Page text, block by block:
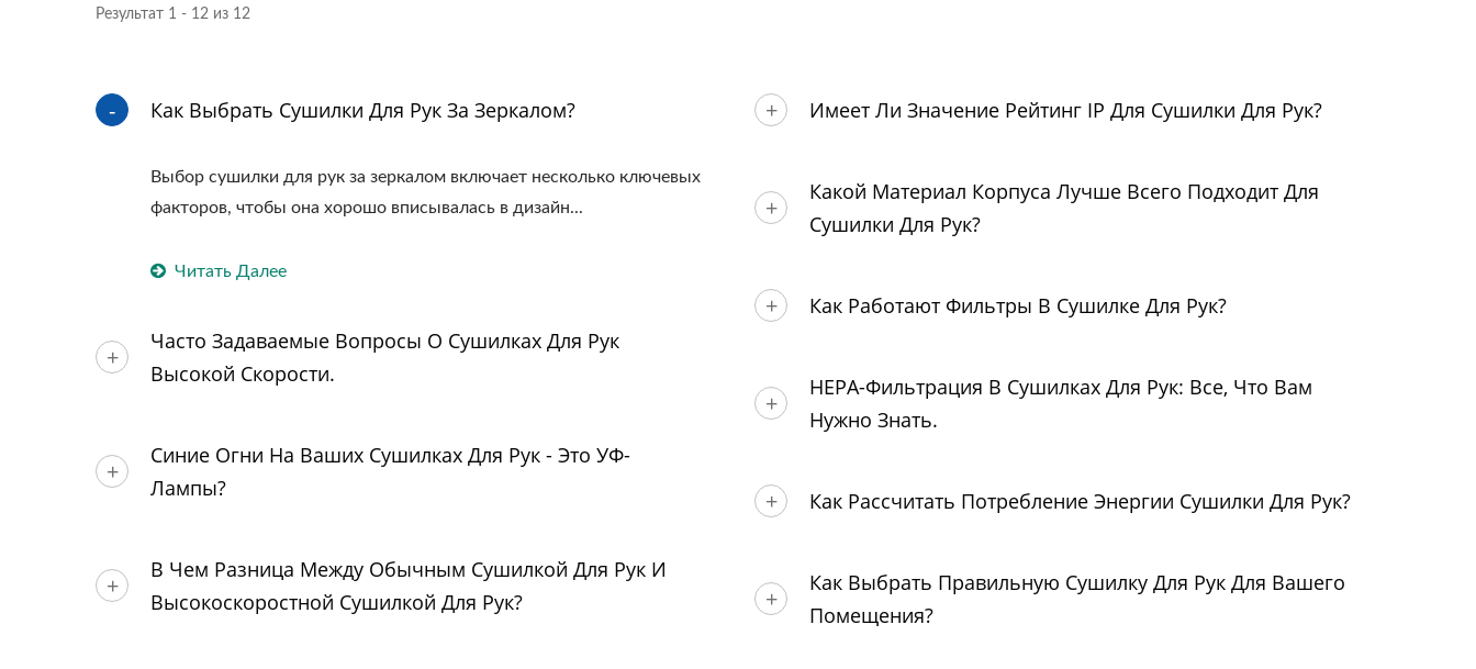
Результат 1 - 12 из 12
Как Выбрать Сушилки Для Рук За Зеркалом?
Выбор сушилки для рук за зеркалом включает несколько ключевых
факторов, чтобы она хорошо вписывалась в дизайн...
Читать Далее
Часто Задаваемые Вопросы О Сушилках Для Рук
Высокой Скорости.
Синие Огни На Ваших Сушилках Для Рук - Это УФ-
Лампы?
В Чем Разница Между Обычным Сушилкой Для Рук И
Высокоскоростной Сушилкой Для Рук?
Имеет Ли Значение Рейтинг IP Для Сушилки Для Рук?
Какой Материал Корпуса Лучше Всего Подходит Для
Сушилки Для Рук?
Как Работают Фильтры В Сушилке Для Рук?
HEPA-Фильтрация В Сушилках Для Рук: Все, Что Вам
Нужно Знать.
Как Рассчитать Потребление Энергии Сушилки Для Рук?
Как Выбрать Правильную Сушилку Для Рук Для Вашего
Помещения?